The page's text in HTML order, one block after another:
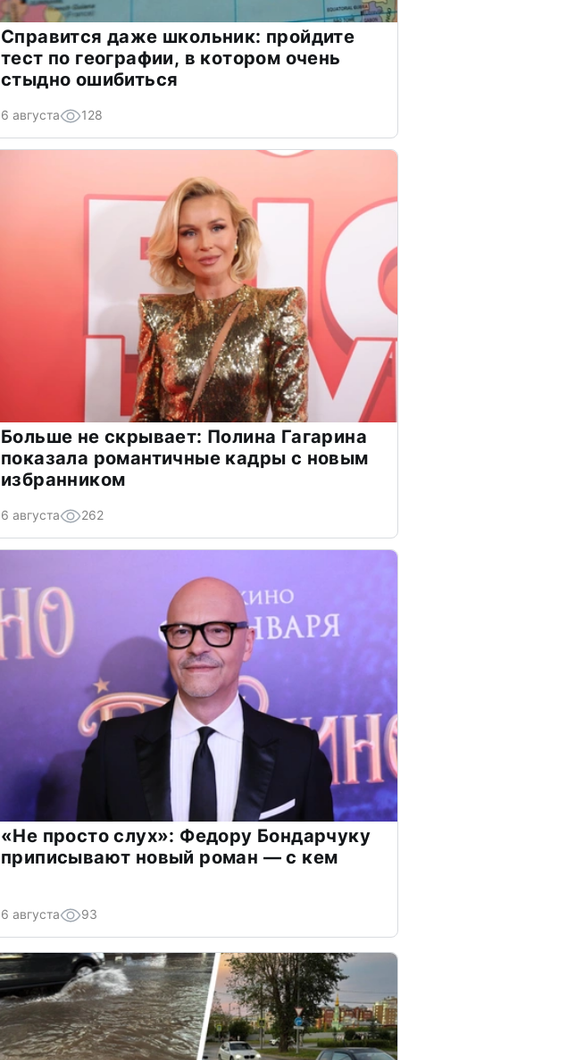
Справится даже школьник: пройдите
тест по географии, в котором очень
стыдно ошибиться
6 августа 128
Больше не скрывает: Полина Гагарина
показала романтичные кадры с новым
избранником
6 августа 262
«Не просто слух»: Федору Бондарчуку
приписывают новый роман — с кем
6 августа 93